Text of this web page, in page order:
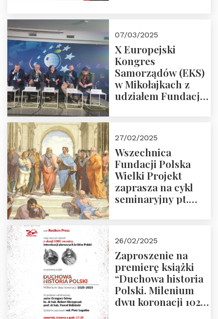
07/03/2025
X Europejski
Kongres
Samorządów (EKS)
w Mikołajkach z
udziałem Fundacji
27/02/2025
Wszechnica
Fundacji Polska
Wielki Projekt
zaprasza na cykl
seminaryjny pt.
26/02/2025
Zaproszenie na
premierę książki
“Duchowa historia
Polski. Milenium
dwu koronacji 1025-